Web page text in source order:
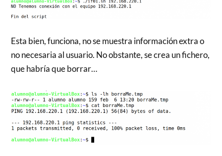
Esta bien, funciona, no se muestra información extra o
no necesaria al usuario. No obstante, se crea un fichero,
que habría que borrar…